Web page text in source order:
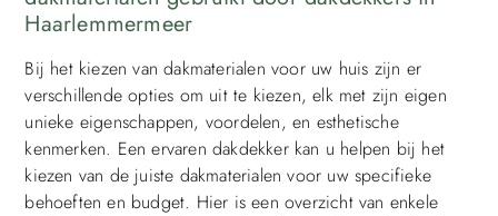
Haarlemmermeer
Bij het kiezen van dakmaterialen voor uw huis zijn er
verschillende opties om uit te kiezen, elk met zijn eigen
unieke eigenschappen, voordelen, en esthetische
kenmerken. Een ervaren dakdekker kan u helpen bij het
kiezen van de juiste dakmaterialen voor uw specifieke
behoeften en budget. Hier is een overzicht van enkele